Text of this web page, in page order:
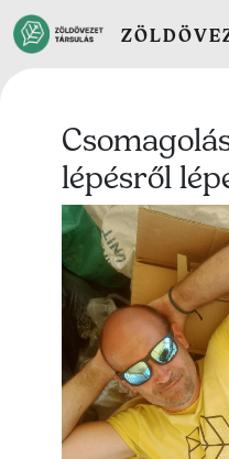
Ugrás a tartalomra
lépésről
Lead kép